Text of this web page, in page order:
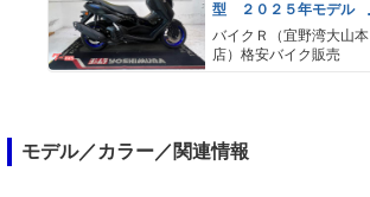
型 ２０２５年モデル
ＡＢＳ キーレス リア
キャリア リアＢＯＸ
バイクＲ（宜野湾大山本
店）格安バイク販売
モデル／カラー／関連情報